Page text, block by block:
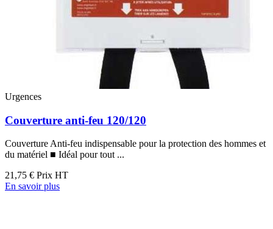
Urgences
Couverture anti-feu 120/120
Couverture Anti-feu indispensable pour la protection des hommes et
du matériel ■ Idéal pour tout ...
21,75 € Prix HT
En savoir plus